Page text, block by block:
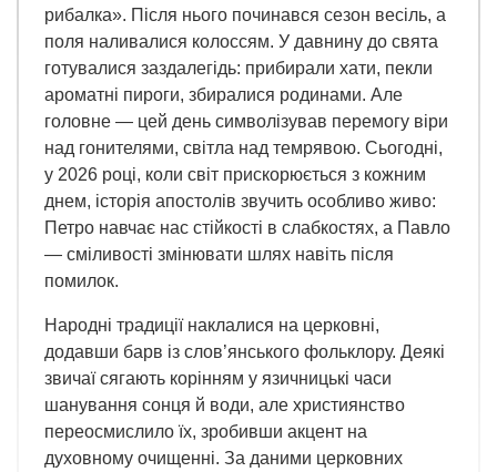
рибалка». Після нього починався сезон весіль, а
поля наливалися колоссям. У давнину до свята
готувалися заздалегідь: прибирали хати, пекли
ароматні пироги, збиралися родинами. Але
головне — цей день символізував перемогу віри
над гонителями, світла над темрявою. Сьогодні,
у 2026 році, коли світ прискорюється з кожним
днем, історія апостолів звучить особливо живо:
Петро навчає нас стійкості в слабкостях, а Павло
— сміливості змінювати шлях навіть після
помилок.
Народні традиції наклалися на церковні,
додавши барв із слов’янського фольклору. Деякі
звичаї сягають корінням у язичницькі часи
шанування сонця й води, але християнство
переосмислило їх, зробивши акцент на
духовному очищенні. За даними церковних